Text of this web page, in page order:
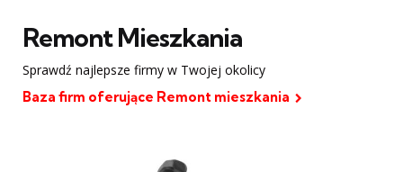
Remont Mieszkania
Sprawdź najlepsze firmy w Twojej okolicy
Baza firm oferujące Remont mieszkania